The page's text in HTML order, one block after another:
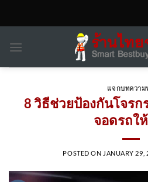
แจกบทความ
8 วิธีช่วยป้องกันโจรก
จอดรถใ
POSTED ON JANUARY 29,